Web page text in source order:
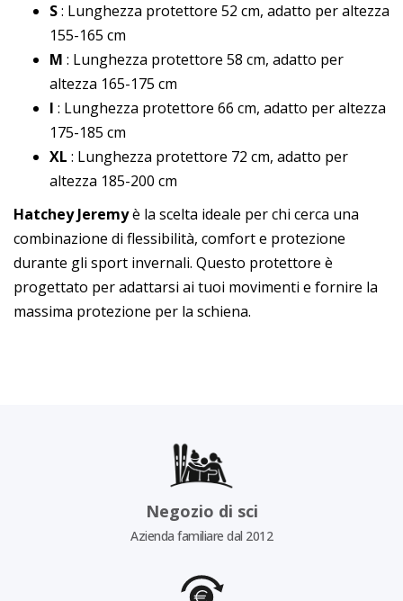
S: Lunghezza protettore 52 cm, adatto per altezza
155-165 cm
M : Lunghezza protettore 58 cm, adatto per
altezza 165-175 cm
l : Lunghezza protettore 66 cm, adatto per altezza
175-185 cm
XL : Lunghezza protettore 72 cm, adatto per
altezza 185-200 cm
Hatchey Jeremyè la scelta ideale per chi cerca una
combinazione di flessibilità, comfort e protezione
durante gli sport invernali. Questo protettore è
progettato per adattarsi ai tuoi movimenti e fornire la
massima protezione per la schiena.
Negozio di sci
Azienda familiare dal 2012